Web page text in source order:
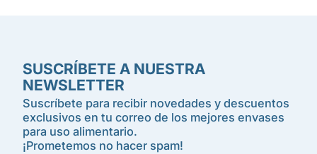
SUSCRÍBETE A NUESTRA
NEWSLETTER
Suscríbete para recibir novedades y descuentos
exclusivos en tu correo de los mejores envases
para uso alimentario.
¡Prometemos no hacer spam!